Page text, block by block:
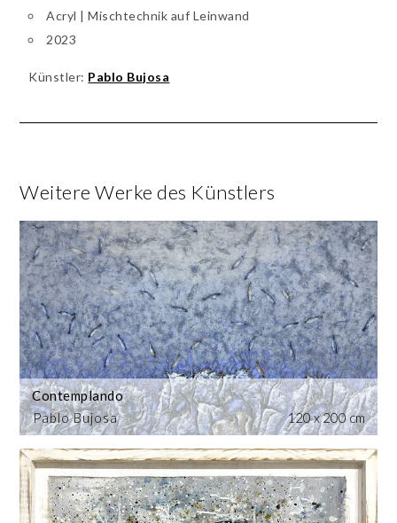
Acryl | Mischtechnik auf Leinwand
2023
Künstler: Pablo Bujosa
Weitere Werke des Künstlers
Pablo Bujosa
Contemplando
120 x 200 cm